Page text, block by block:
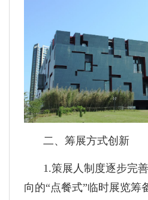
二、筹展方式创新
1.策展人制度逐步完
向的“点餐式”临时展览筹